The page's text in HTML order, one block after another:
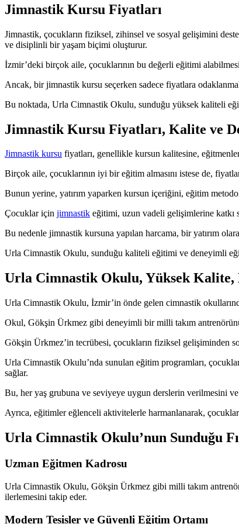
Jimnastik Kursu Fiyatları
Jimnastik, çocukların fiziksel, zihinsel ve sosyal gelişimini
ve disiplinli bir yaşam biçimi oluşturur.
İzmir’deki birçok aile, çocuklarının bu değerli eğitimi
Ancak, bir jimnastik kursu seçerken sadece fiyatlara
Bu noktada, Urla Cimnastik Okulu, sunduğu yüksek kaliteli
Jimnastik Kursu Fiyatları, Kalite ve
Jimnastik kursu fiyatları, genellikle kursun kalitesine,
Birçok aile, çocuklarının iyi bir eğitim almasını istese de,
Bunun yerine, yatırım yaparken kursun içeriğini, eğitim
Çocuklar için jimnastik eğitimi, uzun vadeli gelişimlerine katkı
Bu nedenle jimnastik kursuna yapılan harcama, bir yatırım
Urla Cimnastik Okulu, sunduğu kaliteli eğitimi ve deneyimli
Urla Cimnastik Okulu, Yüksek
Urla Cimnastik Okulu, İzmir’in önde gelen cimnastik
Okul, Gökşin Ürkmez gibi deneyimli bir milli takım
Gökşin Ürkmez’in tecrübesi, çocukların fiziksel gelişiminden
Urla Cimnastik Okulu’nda sunulan eğitim programları,
sağlar.
Bu, her yaş grubuna ve seviyeye uygun derslerin verilmesini
Ayrıca, eğitimler eğlenceli aktivitelerle harmanlanarak,
Urla Cimnastik Okulu’nun Sunduğu
Uzman Eğitmen Kadrosu
Urla Cimnastik Okulu, Gökşin Ürkmez gibi milli takım
ilerlemesini takip eder.
Modern Tesisler ve Güvenli Eğitim Ortamı